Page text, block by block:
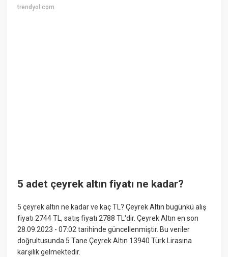
trendyol.com
5 adet çeyrek altın fiyatı ne kadar?
5 çeyrek altın ne kadar ve kaç TL? Çeyrek Altın bugünkü alış
fiyatı 2744 TL, satış fiyatı 2788 TL'dir. Çeyrek Altın en son
28.09.2023 - 07:02 tarihinde güncellenmiştir. Bu veriler
doğrultusunda 5 Tane Çeyrek Altın 13940 Türk Lirasına
karşılık gelmektedir.